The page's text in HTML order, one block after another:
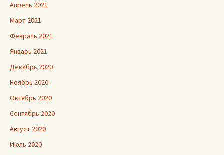
Апрель 2021
Март 2021
Февраль 2021
Январь 2021
Декабрь 2020
Ноябрь 2020
Октябрь 2020
Сентябрь 2020
Август 2020
Июль 2020